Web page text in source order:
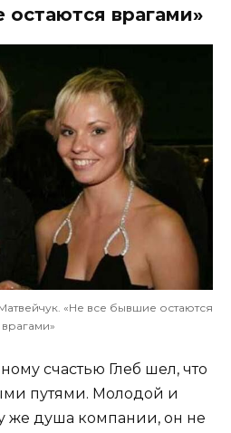
врагами»
«Не все бывшие остаются
врагами»
счастью Глеб шел, что
путями. Молодой и
же душа компании, он не